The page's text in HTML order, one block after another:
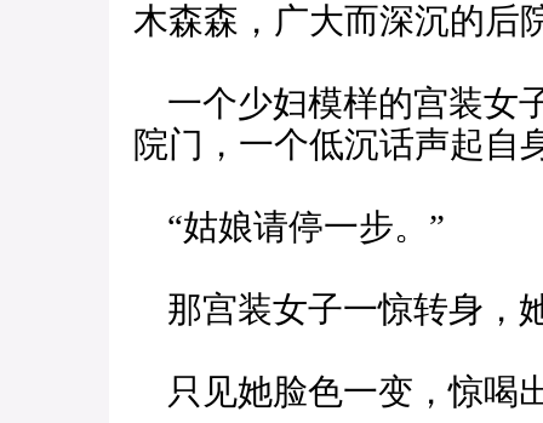
木森森，广大而深沉的后
一个少妇模样的宫装女
院门，一个低沉话声起自
“姑娘请停一步。”
那宫装女子一惊转身，
只见她脸色一变，惊喝